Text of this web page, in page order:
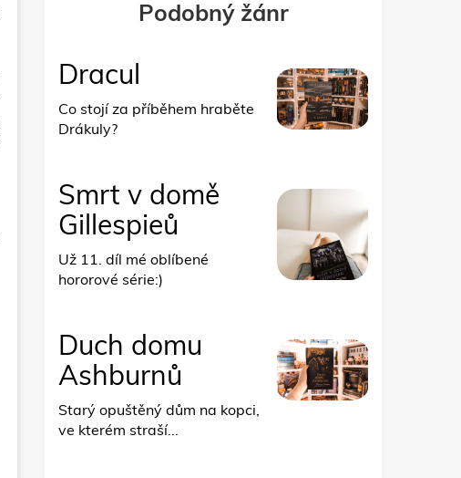
Podobný žánr
Dracul
Co stojí za příběhem hraběte
Drákuly?
Smrt v domě
Gillespieů
Už 11. díl mé oblíbené
hororové série:)
Duch domu
Ashburnů
Starý opuštěný dům na kopci,
ve kterém straší...